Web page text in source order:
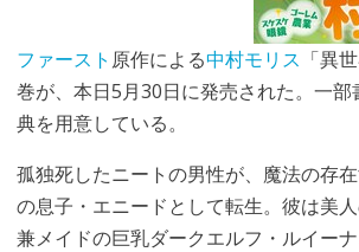
ファースト 原作による中村モリス 「異
巻が、本日5月30日に発売された。一
典を用意している。
孤独死したニートの男性が、魔法の存
の息子・エニードとして転生。彼は美
兼メイドの巨乳ダークエルフ・ルイー